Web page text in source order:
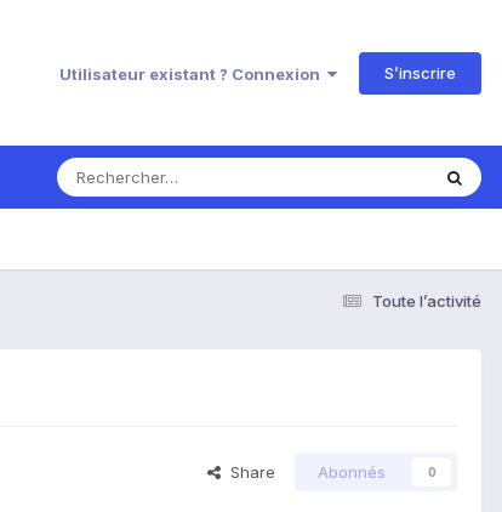
Utilisateur existant ? Connexion S’inscrire
Toute l’activité
Share Abonnés 0